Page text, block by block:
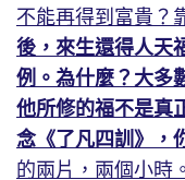
不能再得到富貴？
後，來生還得人天
例。為什麼？大多
他所修的福不是真
念《了凡四訓》，
的兩片，兩個小時